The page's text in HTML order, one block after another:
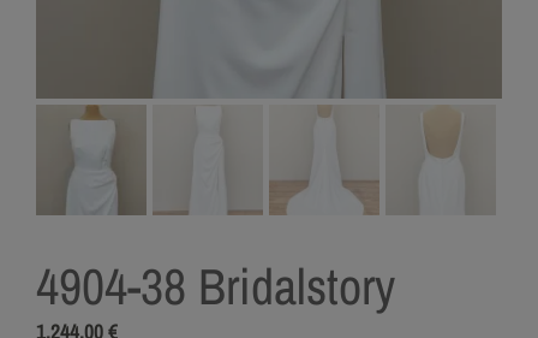
4904-38 Bridalstory
1.244,00€